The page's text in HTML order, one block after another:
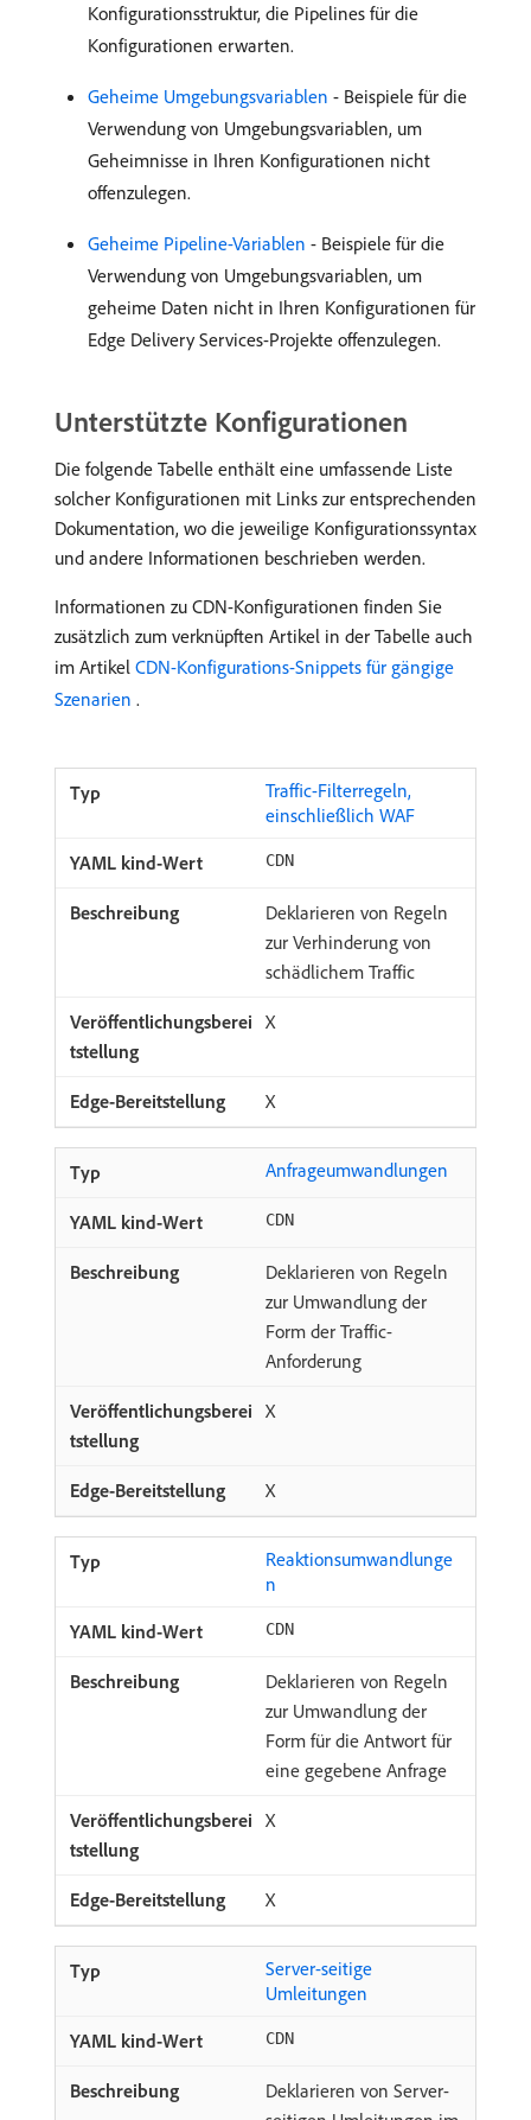
Konfigurationsstruktur, die Pipelines für die
Konfigurationen erwarten.
Geheime Umgebungsvariablen - Beispiele für die
Verwendung von Umgebungsvariablen, um
Geheimnisse in Ihren Konfigurationen nicht
offenzulegen.
Geheime Pipeline-Variablen - Beispiele für die
Verwendung von Umgebungsvariablen, um
geheime Daten nicht in Ihren Konfigurationen für
Edge Delivery Services-Projekte offenzulegen.
Unterstützte Konfigurationen
Die folgende Tabelle enthält eine umfassende Liste
solcher Konfigurationen mit Links zur entsprechenden
Dokumentation, wo die jeweilige Konfigurationssyntax
und andere Informationen beschrieben werden.
Informationen zu CDN-Konfigurationen finden Sie
zusätzlich zum verknüpften Artikel in der Tabelle auch
im Artikel CDN-Konfigurations-Snippets für gängige
Szenarien .
Traffic-Filterregeln,
einschließlich WAF
CDN
Deklarieren von Regeln
zur Verhinderung von
schädlichem Traffic
X
X
Anfrageumwandlungen
CDN
Deklarieren von Regeln
zur Umwandlung der
Form der Traffic-
Anforderung
X
X
Reaktionsumwandlunge
n
CDN
Deklarieren von Regeln
zur Umwandlung der
Form für die Antwort für
eine gegebene Anfrage
X
X
Server-seitige
Umleitungen
CDN
Deklarieren von Server-